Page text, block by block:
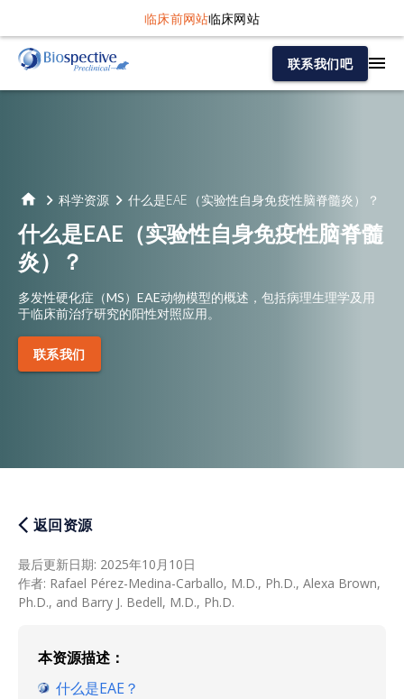
临床前网站临床网站
联系我们吧
科学资源 什么是EAE（实验性自身免疫性脑脊髓炎）？
什么是EAE（实验性自身免疫性脑脊髓
炎）？
多发性硬化症（MS）EAE动物模型的概述，包括病理生理学及用
于临床前治疗研究的阳性对照应用。
联系我们
返回资源
最后更新日期: 2025年10月10日
作者: Rafael Pérez-Medina-Carballo, M.D., Ph.D., Alexa Brown,
Ph.D., and Barry J. Bedell, M.D., Ph.D.
本资源描述：
什么是EAE？